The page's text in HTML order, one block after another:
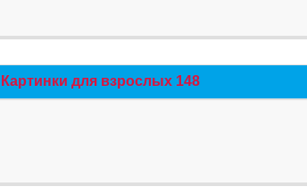
Картинки для взрослых 148